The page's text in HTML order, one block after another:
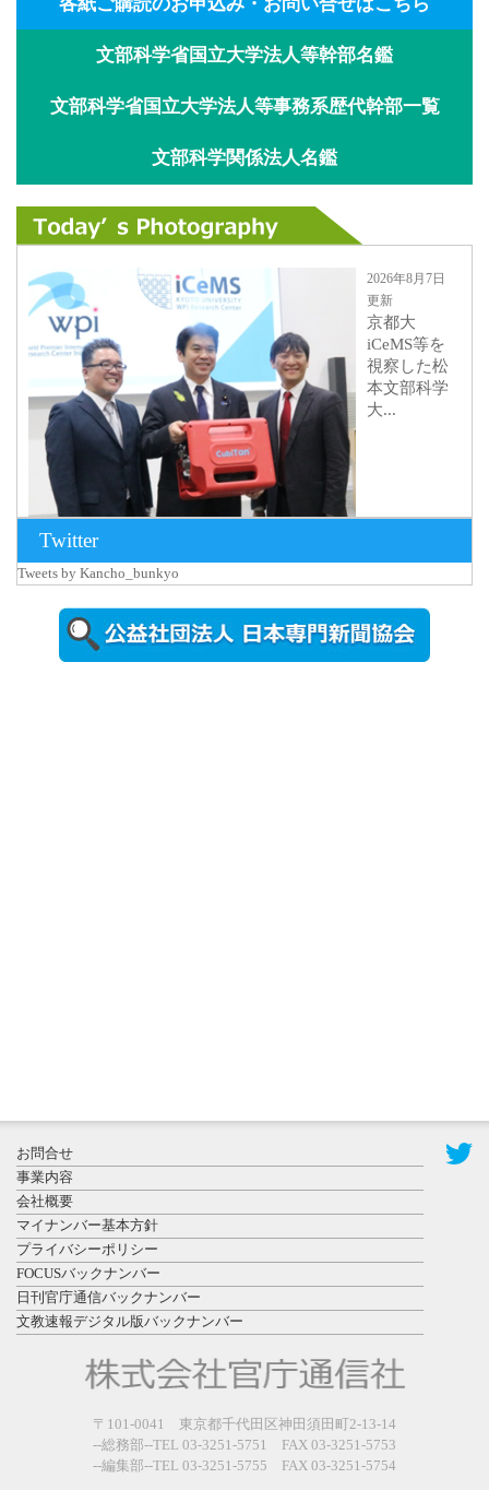
文部科学省国立大学法人等幹部名鑑
文部科学省国立大学法人等事務系歴代幹部一覧
文部科学関係法人名鑑
2026年8月7日
更新
京都大
iCeMS等を
視察した松
本文部科学
大...
2026年8月5日
更新
農工大で大
登録有形文
化財となっ
た東北大植
物園八...
日更新
県警等と大
規模災害時
Twitter
Tweets by Kancho_bunkyo
お問合せ
事業内容
会社概要
マイナンバー基本方針
プライバシーポリシー
FOCUSバックナンバー
日刊官庁通信バックナンバー
文教速報デジタル版バックナンバー
〒101-0041 東京都千代田区神田須田町2-13-14
--総務部--TEL 03-3251-5751 FAX 03-3251-5753
--編集部--TEL 03-3251-5755 FAX 03-3251-5754